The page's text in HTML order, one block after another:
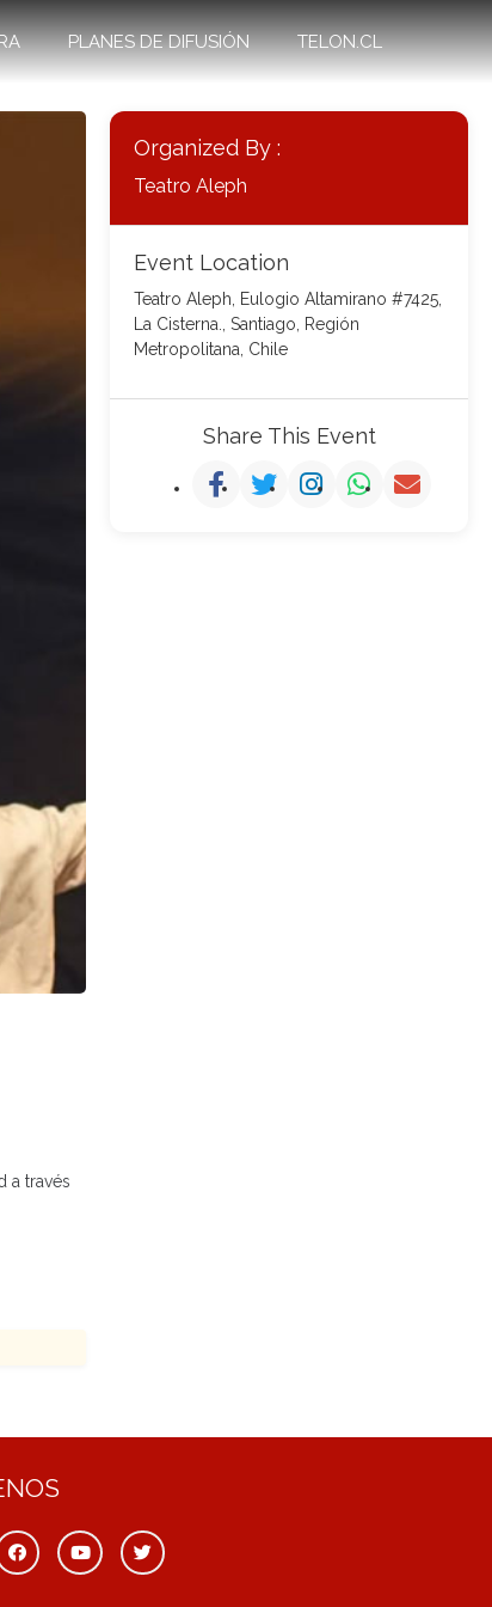
PLANES DE DIFUSIÓN TELON.CL
a través
Organized By :
Teatro Aleph
Event Location
Teatro Aleph, Eulogio Altamirano #7425,
La Cisterna., Santiago, Región
Metropolitana, Chile
Share This Event